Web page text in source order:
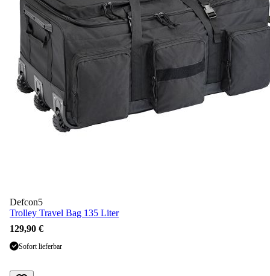
Defcon5
Trolley Travel Bag 135 Liter
129,90 €
Sofort lieferbar